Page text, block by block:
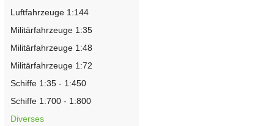
Luftfahrzeuge 1:144
Militärfahrzeuge 1:35
Militärfahrzeuge 1:48
Militärfahrzeuge 1:72
Schiffe 1:35 - 1:450
Schiffe 1:700 - 1:800
Diverses